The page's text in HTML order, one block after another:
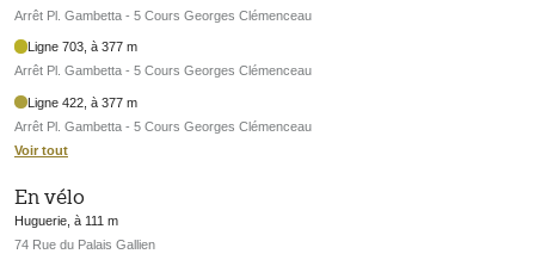
Arrêt Pl. Gambetta - 5 Cours Georges Clémenceau
Ligne 703, à 377 m
Arrêt Pl. Gambetta - 5 Cours Georges Clémenceau
Ligne 422, à 377 m
Arrêt Pl. Gambetta - 5 Cours Georges Clémenceau
Voir tout
En vélo
Huguerie, à 111 m
74 Rue du Palais Gallien